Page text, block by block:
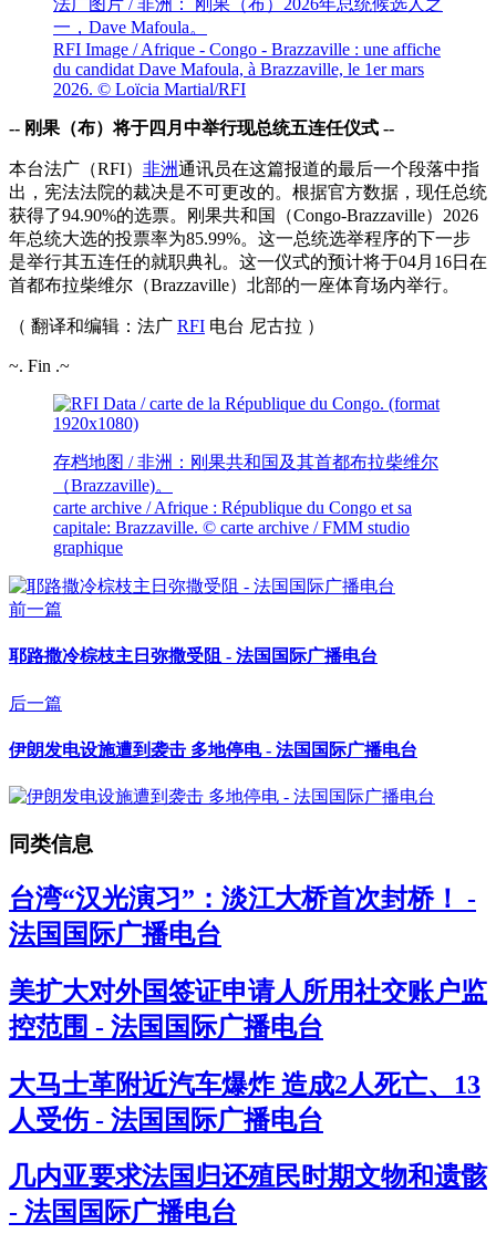
法广图片 / 非洲： 刚果（布）2026年总统候选人之
一，Dave Mafoula。
RFI Image / Afrique - Congo - Brazzaville : une affiche
du candidat Dave Mafoula, à Brazzaville, le 1er mars
2026. © Loïcia Martial/RFI
-- 刚果（布）将于四月中举行现总统五连任仪式 --
本台法广（RFI） 非洲通讯员在这篇报道的最后一个段落中指
出，宪法法院的裁决是不可更改的。根据官方数据，现任总统
获得了94.90%的选票。刚果共和国（Congo-Brazzaville）2026
年总统大选的投票率为85.99%。这一总统选举程序的下一步
是举行其五连任的就职典礼。这一仪式的预计将于04月16日在
首都布拉柴维尔（Brazzaville）北部的一座体育场内举行。
（ 翻译和编辑：法广 RFI 电台 尼古拉 ）
~. Fin .~
存档地图 / 非洲：刚果共和国及其首都布拉柴维尔
（Brazzaville)。
carte archive / Afrique : République du Congo et sa
capitale: Brazzaville. © carte archive / FMM studio
graphique
前一篇
耶路撒冷棕枝主日弥撒受阻 - 法国国际广播电台
后一篇
伊朗发电设施遭到袭击 多地停电 - 法国国际广播电台
同类信息
台湾“汉光演习”：淡江大桥首次封桥！ -
法国国际广播电台
美扩大对外国签证申请人所用社交账户监
控范围 - 法国国际广播电台
大马士革附近汽车爆炸 造成2人死亡、13
人受伤 - 法国国际广播电台
几内亚要求法国归还殖民时期文物和遗骸
- 法国国际广播电台